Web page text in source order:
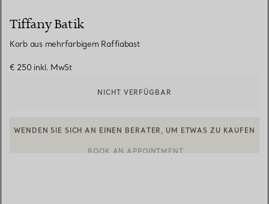
Tiffany Batik
Korb aus mehrfarbigem Raffiabast
€ 250 inkl. MwSt
NICHT VERFÜGBAR